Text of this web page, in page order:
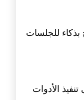
بذكاء للجلسات
تنفيذ الأدوات